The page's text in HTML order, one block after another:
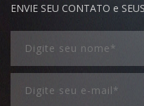
ENVIE SEU CONTATO e